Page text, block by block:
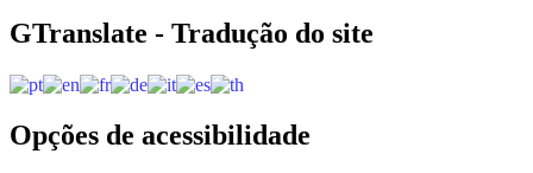
Acesso à informação
GTranslate - Tradução do site
Opções de acessibilidade